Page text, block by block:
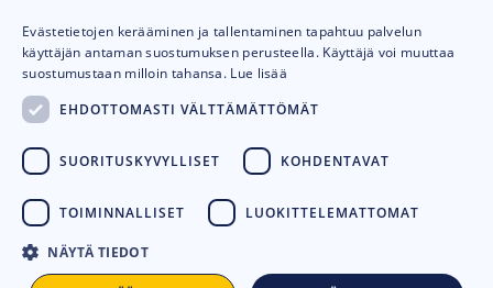
Evästetietojen kerääminen ja tallentaminen tapahtuu palvelun
käyttäjän antaman suostumuksen perusteella. Käyttäjä voi muuttaa
suostumustaan milloin tahansa. Lue lisää
EHDOTTOMASTI VÄLTTÄMÄTTÖMÄT
SUORITUSKYVYLLISET KOHDENTAVAT
TOIMINNALLISET LUOKITTELEMATTOMAT
NÄYTÄ TIEDOT